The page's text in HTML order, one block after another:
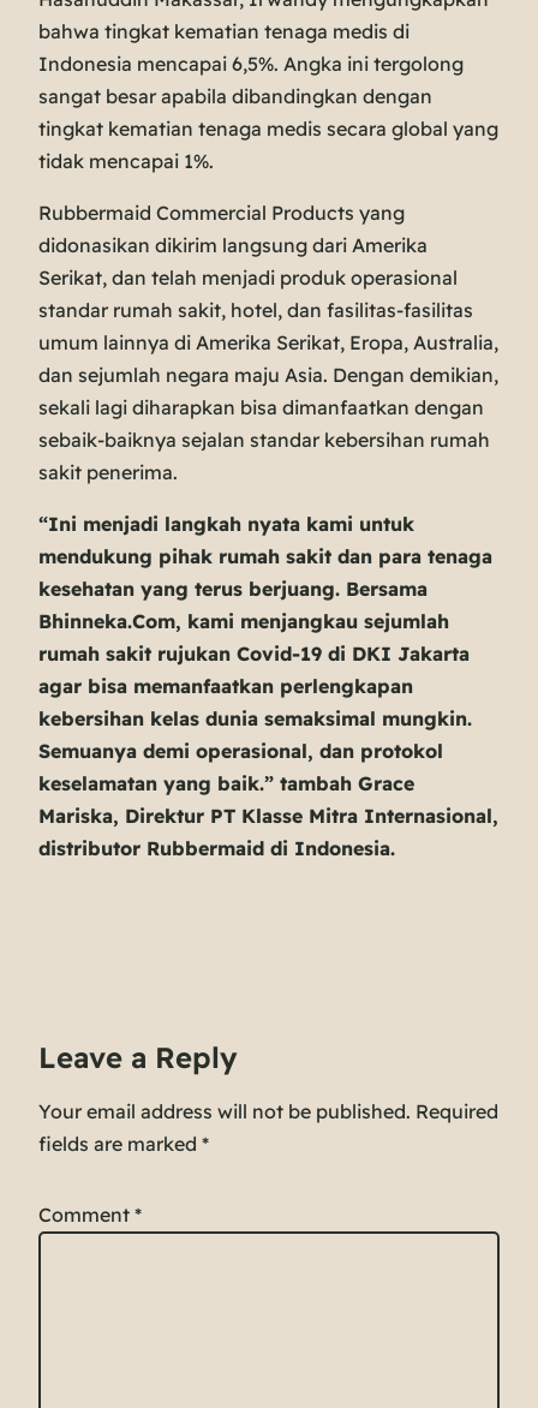
bahwa tingkat kematian tenaga medis di
Indonesia mencapai 6,5%. Angka ini tergolong
sangat besar apabila dibandingkan dengan
tingkat kematian tenaga medis secara global yang
tidak mencapai 1%.
Rubbermaid Commercial Products yang
didonasikan dikirim langsung dari Amerika
Serikat, dan telah menjadi produk operasional
standar rumah sakit, hotel, dan fasilitas-fasilitas
umum lainnya di Amerika Serikat, Eropa, Australia,
dan sejumlah negara maju Asia. Dengan demikian,
sekali lagi diharapkan bisa dimanfaatkan dengan
sebaik-baiknya sejalan standar kebersihan rumah
sakit penerima.
“Ini menjadi langkah nyata kami untuk
mendukung pihak rumah sakit dan para tenaga
kesehatan yang terus berjuang. Bersama
Bhinneka.Com, kami menjangkau sejumlah
rumah sakit rujukan Covid-19 di DKI Jakarta
agar bisa memanfaatkan perlengkapan
kebersihan kelas dunia semaksimal mungkin.
Semuanya demi operasional, dan protokol
keselamatan yang baik.” tambah Grace
Mariska, Direktur PT Klasse Mitra Internasional,
distributor Rubbermaid di Indonesia.
Leave a Reply
Your email address will not be published. Required
fields are marked *
Comment *